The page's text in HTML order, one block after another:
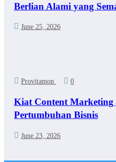
Berlian Alami yang
June 25, 2026
Provitamon 0
Kiat Content
Pertumbuhan Bisnis
June 23, 2026